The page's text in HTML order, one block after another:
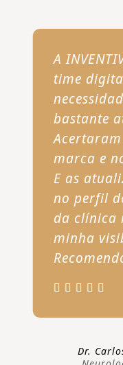
A
time
bastante
marca e
E as
no perfil
da clínica
minha
Dr.